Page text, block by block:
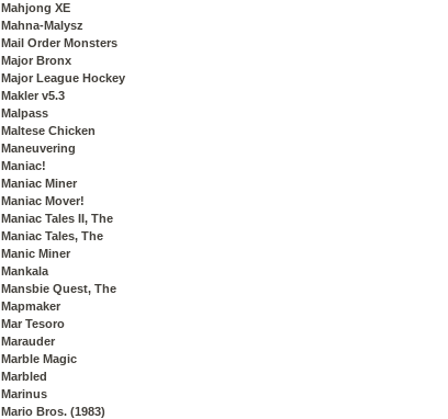
Mahjong XE
Mahna-Malysz
Mail Order Monsters
Major Bronx
Major League Hockey
Makler v5.3
Malpass
Maltese Chicken
Maneuvering
Maniac!
Maniac Miner
Maniac Mover!
Maniac Tales II, The
Maniac Tales, The
Manic Miner
Mankala
Mansbie Quest, The
Mapmaker
Mar Tesoro
Marauder
Marble Magic
Marbled
Marinus
Mario Bros. (1983)